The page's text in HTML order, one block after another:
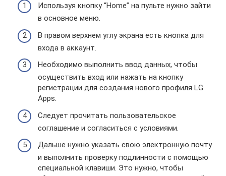
Используя кнопку “Home” на пульте нужно зайти
в основное меню.
В правом верхнем углу экрана есть кнопка для
входа в аккаунт.
Необходимо выполнить ввод данных, чтобы
осуществить вход или нажать на кнопку
регистрации для создания нового профиля LG
Apps.
Следует прочитать пользовательское
соглашение и согласиться с условиями.
Дальше нужно указать свою электронную почту
и выполнить проверку подлинности с помощью
специальной клавиши. Это нужно, чтобы